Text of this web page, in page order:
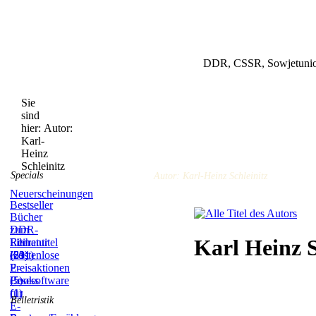
Specials
Neuerscheinungen
Bestseller
Bücher
zum
Film
(59)
DDR-
Literatur
(831)
Reihentitel
(21)
Kostenlose
E-
Books
(1)
Preisaktionen
(5)
Lesesoftware
für
E-
Belletristik
DDR, CSSR,
Sie
sind
hier: Autor:
Karl-
Heinz
Schleinitz
Karl Heinz
Autor: Karl-Heinz Schleinitz